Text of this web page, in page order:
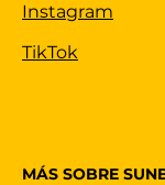
Instagram
TikTok
MÁS SOBRE